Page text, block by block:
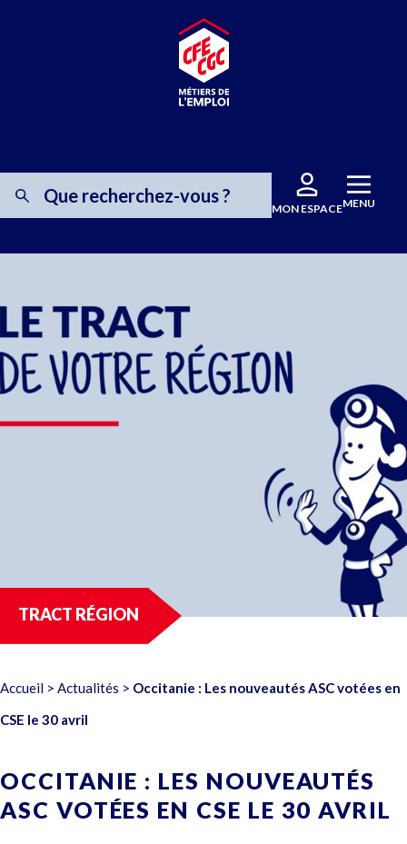
MON ESPACEMENU
TRACT RÉGION
Accueil > Actualités > Occitanie : Les nouveautés ASC votées en
CSE le 30 avril
OCCITANIE : LES NOUVEAUTÉS
ASC VOTÉES EN CSE LE 30 AVRIL